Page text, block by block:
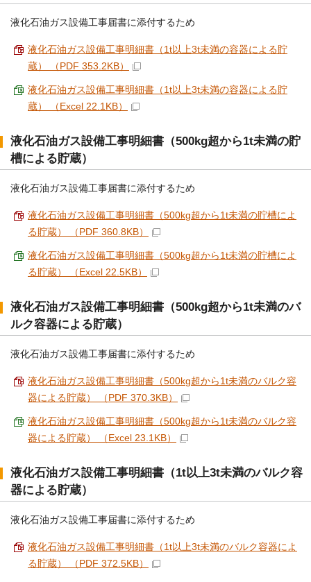
液化石油ガス設備工事届書に添付するため
液化石油ガス設備工事明細書（1t以上3t未満の容器による貯
蔵） （PDF 353.2KB）
液化石油ガス設備工事明細書（1t以上3t未満の容器による貯
蔵） （Excel 22.1KB）
液化石油ガス設備工事明細書（500kg超から1t未満の貯
槽による貯蔵）
液化石油ガス設備工事届書に添付するため
液化石油ガス設備工事明細書（500kg超から1t未満の貯槽によ
る貯蔵） （PDF 360.8KB）
液化石油ガス設備工事明細書（500kg超から1t未満の貯槽によ
る貯蔵） （Excel 22.5KB）
液化石油ガス設備工事明細書（500kg超から1t未満のバ
ルク容器による貯蔵）
液化石油ガス設備工事届書に添付するため
液化石油ガス設備工事明細書（500kg超から1t未満のバルク容
器による貯蔵） （PDF 370.3KB）
液化石油ガス設備工事明細書（500kg超から1t未満のバルク容
器による貯蔵） （Excel 23.1KB）
液化石油ガス設備工事明細書（1t以上3t未満のバルク容
器による貯蔵）
液化石油ガス設備工事届書に添付するため
液化石油ガス設備工事明細書（1t以上3t未満のバルク容器によ
る貯蔵） （PDF 372.5KB）